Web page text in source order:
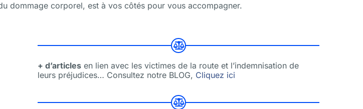
dommage corporel, est à vos côtés pour vous accompagner.
+ d’articles en lien avec les victimes de la route et l’indemnisation de
leurs préjudices… Consultez notre BLOG, Cliquez ici